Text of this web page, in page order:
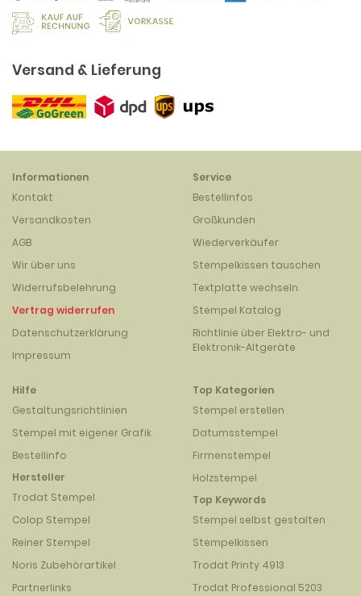
Versand & Lieferung
Informationen
Kontakt
Versandkosten
AGB
Wir über uns
Widerrufsbelehrung
Vertrag widerrufen
Datenschutzerklärung
Impressum
Service
Bestellinfos
Großkunden
Wiederverkäufer
Stempelkissen tauschen
Textplatte wechseln
Stempel Katalog
Richtlinie über Elektro- und
Elektronik-Altgeräte
Hilfe
Gestaltungsrichtlinien
Stempel mit eigener Grafik
Bestellinfo
Hersteller
Trodat Stempel
Colop Stempel
Reiner Stempel
Noris Zubehörartikel
Partnerlinks
Top Kategorien
Stempel erstellen
Datumsstempel
Firmenstempel
Holzstempel
Top Keywords
Stempel selbst gestalten
Stempelkissen
Trodat Printy 4913
Trodat Professional 5203